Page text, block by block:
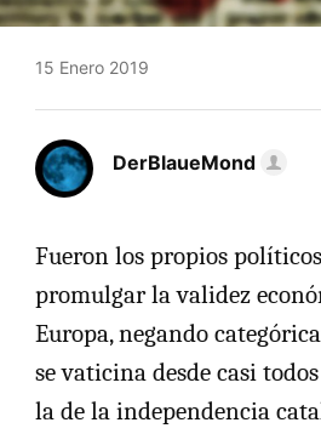
15 Enero 2019
DerBlaueMond
Fueron los propios
promulgar la validez
Europa, negando
se vaticina desde casi
la de la independencia